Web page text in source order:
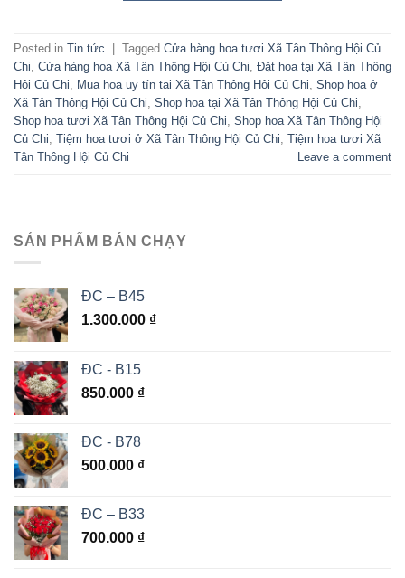
Posted in Tin tức Tagged Cửa hàng hoa tươi Xã Tân Thông Hội Củ
Chi Cửa hàng hoa Xã Tân Thông Hội Củ Chi Đặt hoa tại Xã Tân Thông
Hội Củ Chi
Mua hoa uy tín tại Xã Tân Thông Hội Củ Chi Shop hoa ở
Xã Tân Thông Hội Củ Chi Shop hoa tại Xã Tân Thông Hội Củ Chi
Shop hoa tươi Xã Tân Thông Hội Củ Chi Shop hoa Xã Tân Thông Hội
Củ Chi Tiệm hoa tươi ở Xã Tân Thông Hội Củ Chi Tiệm hoa tươi Xã
Tân Thông Hội Củ Chi
Leave a comment
SẢN PHẨM BÁN CHẠY
ĐC – B45
1.300.000 ₫
ĐC - B15
850.000 ₫
ĐC - B78
500.000 ₫
ĐC – B33
700.000 ₫